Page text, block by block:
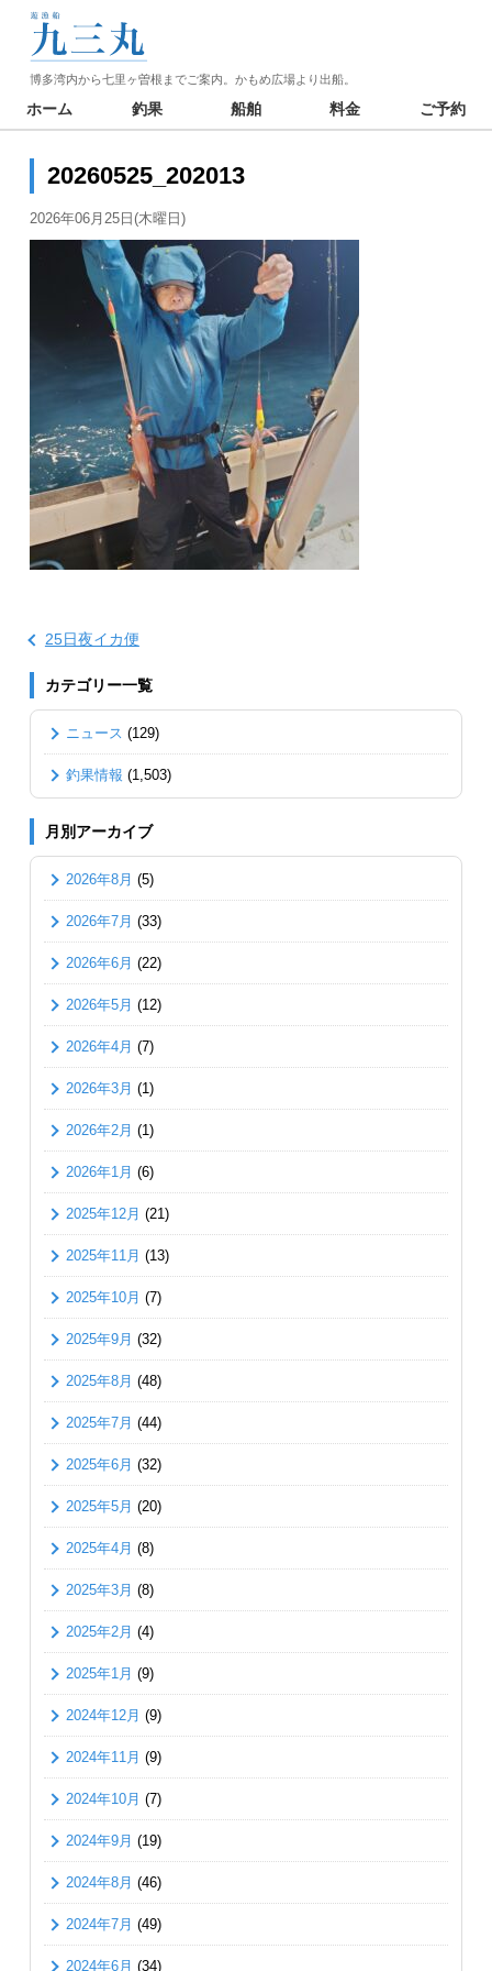
博多湾内から七里ヶ曽根までご案内。かもめ広場より出船。
ホーム 釣果 船舶 料金 ご予約
20260525_202013
2026年06月25日(木曜日)
25日夜イカ便
カテゴリー一覧
ニュース (129)
釣果情報 (1,503)
月別アーカイブ
2026年8月 (5)
2026年7月 (33)
2026年6月 (22)
2026年5月 (12)
2026年4月 (7)
2026年3月 (1)
2026年2月 (1)
2026年1月 (6)
2025年12月 (21)
2025年11月 (13)
2025年10月 (7)
2025年9月 (32)
2025年8月 (48)
2025年7月 (44)
2025年6月 (32)
2025年5月 (20)
2025年4月 (8)
2025年3月 (8)
2025年2月 (4)
2025年1月 (9)
2024年12月 (9)
2024年11月 (9)
2024年10月 (7)
2024年9月 (19)
2024年8月 (46)
2024年7月 (49)
2024年6月 (34)